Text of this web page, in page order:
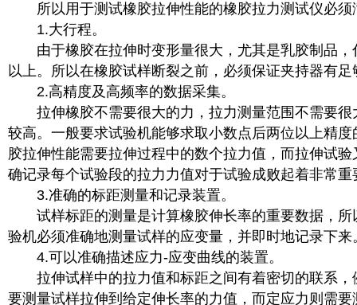
所以用于测试橡胶拉伸性能的橡胶拉力测试仪必须
1.大行程。
由于橡胶在拉伸时变形量很大，尤其是乳胶制品，
以上。所以在橡胶试样断裂之前，必须保证夹持器有足
2.高精度及高频率的数据采集。
拉伸橡胶不需要很大的力，拉力测量范围不需要很
较高。一般要求试验机能够求取小数点后两位以上精
胶拉伸性能需要拉伸过程中的数个拉力值，而拉伸试
确记录每个试验段的拉力力值对于试验成败起着非常重
3.准确的标距测量和记录装置。
试样标距的测量是计算橡胶伸长率的重要数据，所
验机必须准确地测量试样的应变量，并即时地记录下来
4.可以准确描述应力-应变曲线的装置。
拉伸试样中的拉力值和标距之间有着密切的联系，
要测量试样拉伸到给定伸长率的力值，而定应力则需